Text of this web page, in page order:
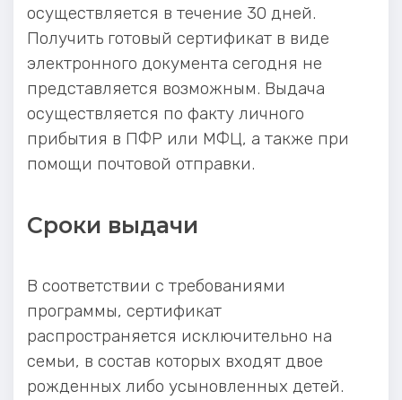
осуществляется в течение 30 дней.
Получить готовый сертификат в виде
электронного документа сегодня не
представляется возможным. Выдача
осуществляется по факту личного
прибытия в ПФР или МФЦ, а также при
помощи почтовой отправки.
Сроки выдачи
В соответствии с требованиями
программы, сертификат
распространяется исключительно на
семьи, в состав которых входят двое
рожденных либо усыновленных детей.